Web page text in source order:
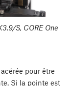
S, CORE One
pour être
Si la pointe est